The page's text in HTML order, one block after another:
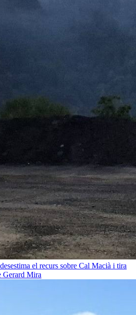
el recurs sobre Cal Macià i tira
Gerard Mira